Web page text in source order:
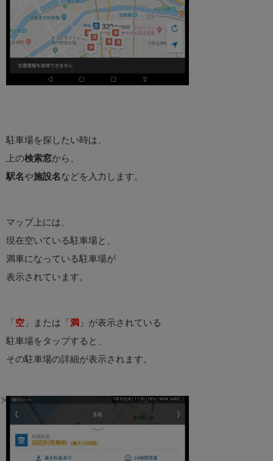
駐車場を探したい時は、
上の検索窓から、
駅名や施設名 などを入力します。
マップ上には、
現在空いている駐車場と、
満車になっている駐車場が
表示されています。
「 空 」または「 満 」が表示されている
駐車場をタップすると、
その駐車場の詳細が表示されます。